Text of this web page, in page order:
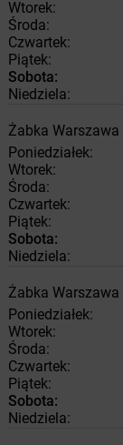
Wtorek:
Środa:
Czwartek:
Piątek:
Sobota:
Niedziela:
Żabka Warszawa
Poniedziałek:
Wtorek:
Środa:
Czwartek:
Piątek:
Sobota:
Niedziela:
Żabka Warszawa
Poniedziałek:
Wtorek:
Środa:
Czwartek:
Piątek:
Sobota:
Niedziela: